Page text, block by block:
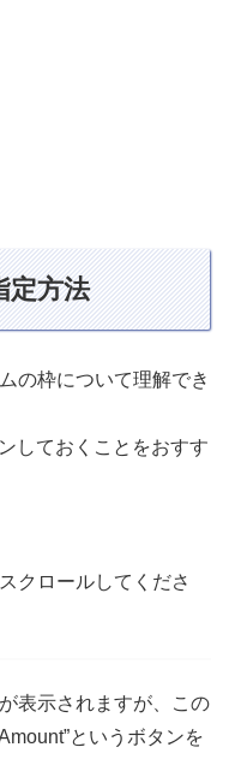
定方法
の枠について理解でき
しておくことをおすす
クロールしてくださ
表示されますが、この
というボタンを